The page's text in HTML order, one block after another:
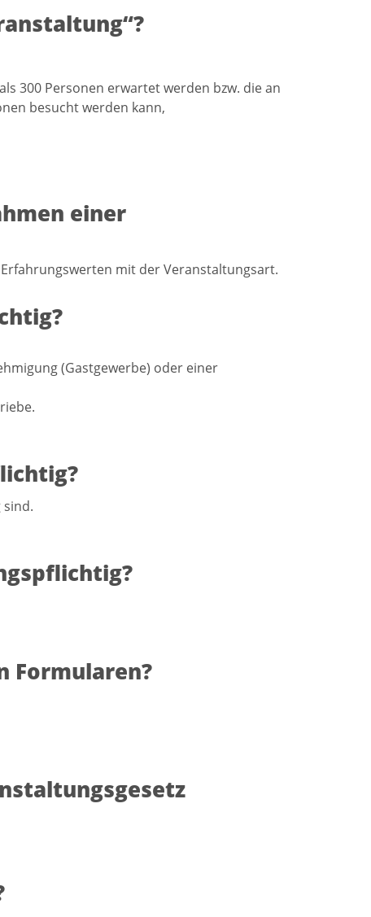
300 Personen erwartet werden bzw. die an
besucht werden kann,
einer
mit der Veranstaltungsart.
(Gastgewerbe) oder einer
Formularen?